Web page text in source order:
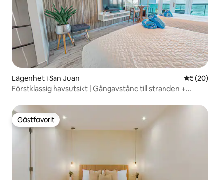
Lägenhet i San Juan 5 av 5 i
5 (20)
Förstklassig havsutsikt | Gångavstånd till stranden +
Gästfavorit
Gästfavorit